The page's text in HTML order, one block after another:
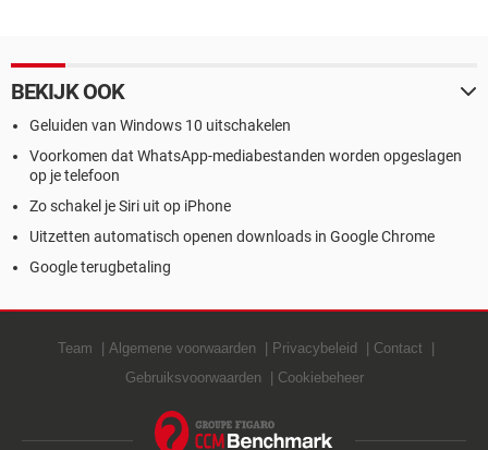
BEKIJK OOK
Geluiden van Windows 10 uitschakelen
Voorkomen dat WhatsApp-mediabestanden worden opgeslagen
op je telefoon
Zo schakel je Siri uit op iPhone
Uitzetten automatisch openen downloads in Google Chrome
Google terugbetaling
Team Algemene voorwaarden Privacybeleid
Contact
Gebruiksvoorwaarden
Cookiebeheer